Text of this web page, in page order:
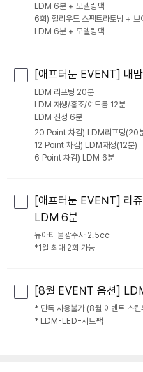
LDM 6분 + 모델링팩
6회) 헐리우드 스펙트라토닝 +
[애프터눈 EVENT] 내
LDM 리프팅 20분
LDM 재생/홍조/여드름 12분
LDM 진정 6분
20 Point 차감) LDM리프팅(20
12 Point 차감) LDM재생(12분)
6 Point 차감) LDM 6분
[애프터눈 EVENT] 리
LDM 6분
뉴아티 물광주사 2.5cc
*1일 최대 2회 가능
[8월 EVENT 옵션]
* 단독 사용불가 (8월 이벤트 스킨
* LDM-LED-시트팩